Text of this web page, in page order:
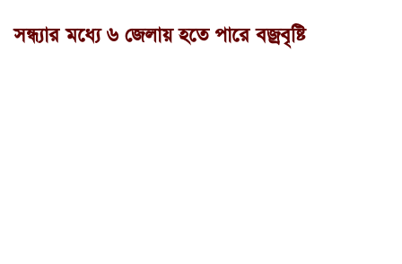
সন্ধ্যার মধ্যে ৬ জেলায় হতে পারে বজ্রবৃষ্টি